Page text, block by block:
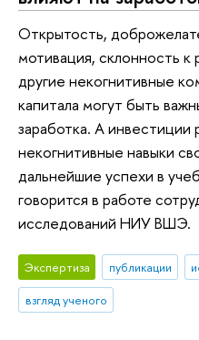
Открытость,
мотивация, склонность к
другие некогнитивные
капитала могут быть
заработка. А инвестиции
некогнитивные навыки
дальнейшие успехи в
говорится в работе
исследований НИУ ВШЭ.
Экспертиза публикации
взгляд ученого